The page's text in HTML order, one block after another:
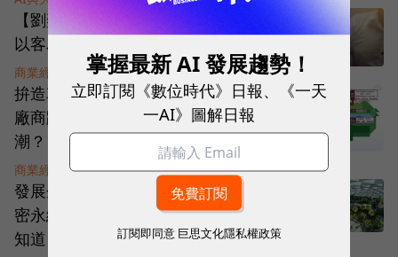
【劉奕成專欄】生態系4大典範，打造
以客為尊的價值服務
商業經營 5 年前
拚造車「最短時間」！MIH與1,500家
廠商跨界結盟，如何搶進電動車狂
潮？
商業經營 |5 年前
發展企業生態系沒有頭緒？5大QA解
密永續經營法，主導者、合作方都該
知道！
掌握最新 AI 發展趨勢！
立即訂閱《數位時代》日報、《一天
一AI》圖解日報
訂閱即同意 巨思文化隱私權政策